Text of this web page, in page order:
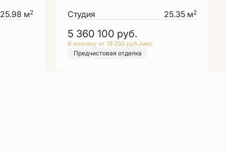
25.98 м2 Студия 25.35 м2
5 360 100 руб.
В ипотеку от 19 250 руб./мес.
Предчистовая отделка